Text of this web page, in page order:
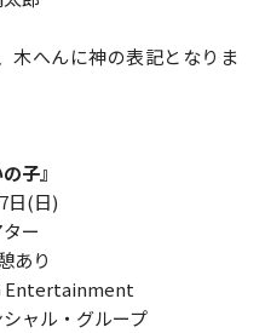
木へんに神の表記となりま
子』
日(日)
ー
あり
Entertainment
ャル・グループ